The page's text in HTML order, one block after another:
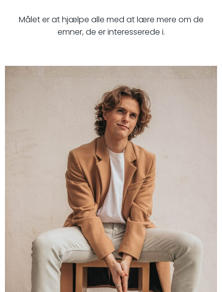
Målet er at hjælpe alle med at lære mere om de
emner, de er interesserede i.